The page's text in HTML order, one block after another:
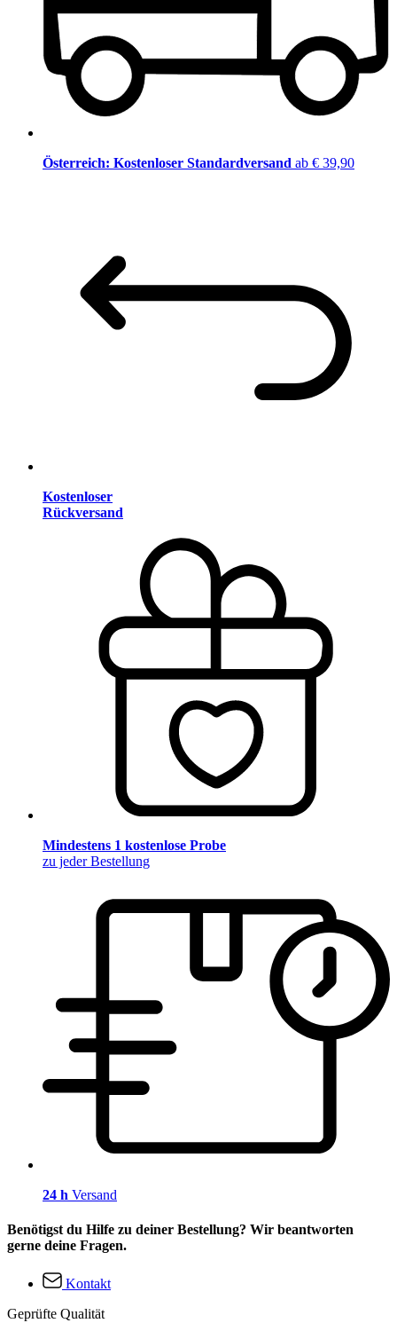
Österreich: Kostenloser Standardversand ab € 39,90
Kostenloser
Rückversand
Mindestens 1 kostenlose Probe
zu jeder Bestellung
24 h Versand
Benötigst du Hilfe zu deiner Bestellung? Wir beantworten
gerne deine Fragen.
Kontakt
Geprüfte Qualität